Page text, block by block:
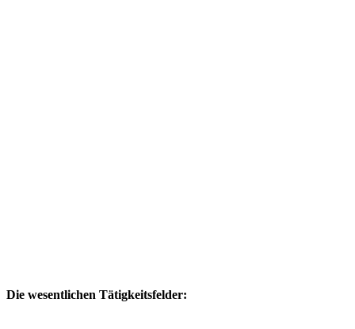
Die wesentlichen Tätigkeitsfelder: